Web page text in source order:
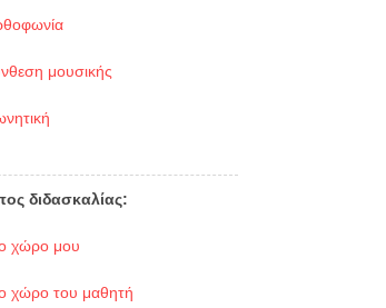
μουσικής
διδασκαλίας:
χώρο μου
χώρο του μαθητή